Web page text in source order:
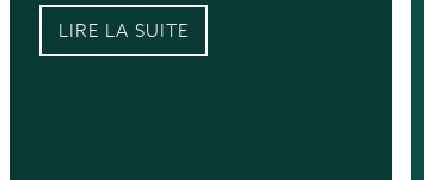
LIRE LA SUITE